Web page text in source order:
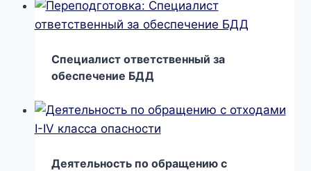
Специалист ответственный за
обеспечение БДД
Деятельность по обращению с